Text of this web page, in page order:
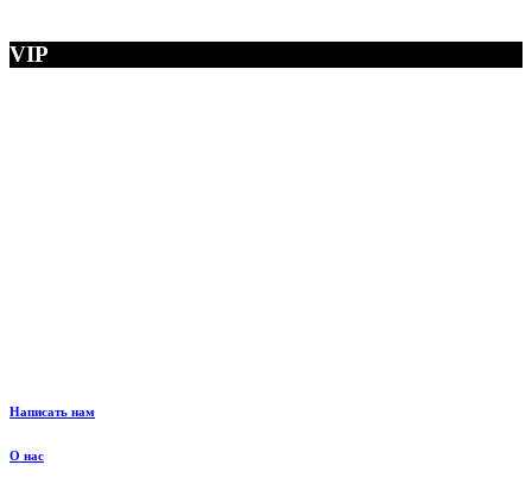
VIP
Написать нам
О нас